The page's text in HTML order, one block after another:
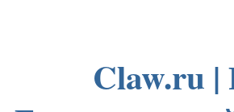
Claw.ru |